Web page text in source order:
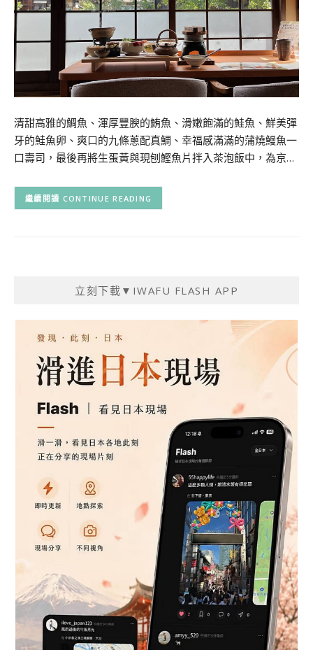
清甜高雅的鯛魚、渾厚豐腴的鮪魚、滑嫩飽滿的鮭魚、鮮美彈
牙的鮭魚卵、爽口的九條蔥配真鯛、幸福感滿滿的蒲燒鰻魚一
口壽司，最後再將生蛋黃與現刨鰹魚片拌入茶泡飯中，為京…
CONTINUE READING
立刻下載▼IWAFU FLASH APP